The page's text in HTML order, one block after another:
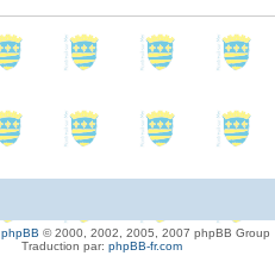
phpBB © 2000, 2002, 2005, 2007 phpBB Group
Traduction par: phpBB-fr.com